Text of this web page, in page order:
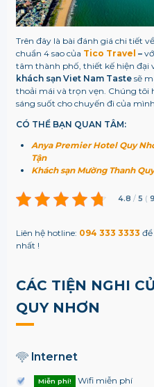
Trên đây là bài đánh giá chi tiết về
chuẩn 4 sao của Tico Travel –
tâm thành phố, thiết kế hiện đại
khách sạn Viet Nam Taste sẽ
thoải mái và trọn vẹn. Chúng tôi
sáng suốt cho chuyến đi của
CÓ THỂ BẠN QUAN TÂM:
Anya Premier Hotel Quy
Tận
Khách sạn Mường Thanh
4.8 / 5 (
Liên hệ hotline: 094 333 3333
nhất !
CÁC TIỆN NGHI
QUY NHƠN
Internet
Miễn phí! Wifi miễn phí